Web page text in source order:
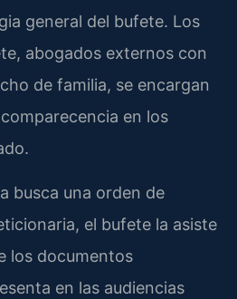
general del bufete. Los
abogados externos con
de familia, se encargan
en los
busca una orden de
el bufete la asiste
los documentos
en las audiencias